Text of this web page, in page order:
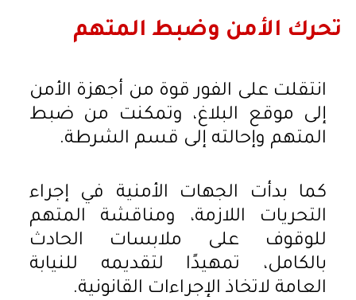
تحرك الأمن وضبط المتهم
انتقلت على الفور قوة من أجهزة الأمن
إلى موقع البلاغ، وتمكنت من ضبط
المتهم وإحالته إلى قسم الشرطة.
كما بدأت الجهات الأمنية في إجراء
التحريات اللازمة، ومناقشة المتهم
للوقوف على ملابسات الحادث
بالكامل، تمهيدًا لتقديمه للنيابة
العامة لاتخاذ الإجراءات القانونية.